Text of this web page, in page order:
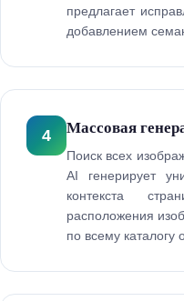
предлагает
добавлением
4 Массовая
Поиск всех
AI генерирует
контекста
расположения
по всему каталогу